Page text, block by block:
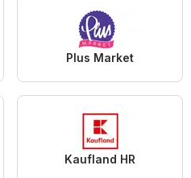
Plus Market
Kaufland HR